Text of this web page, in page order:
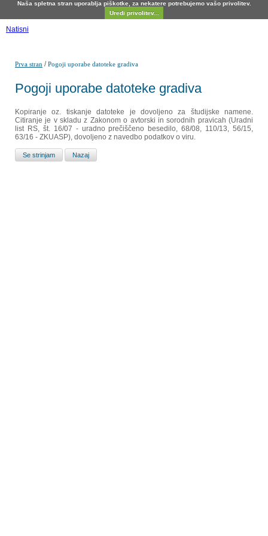
Naša spletna stran uporablja piškotke, za nekatere potrebujemo vašo privolitev.
Uredi privolitev...
Natisni
Prva stran /Pogoji uporabe datoteke gradiva
Pogoji uporabe datoteke gradiva
Kopiranje oz. tiskanje datoteke je dovoljeno za študijske namene.
Citiranje je v skladu z Zakonom o avtorski in sorodnih pravicah (Uradni
list RS, št. 16/07 - uradno prečiščeno besedilo, 68/08, 110/13, 56/15,
63/16 - ZKUASP), dovoljeno z navedbo podatkov o viru.